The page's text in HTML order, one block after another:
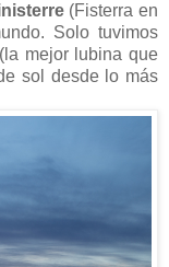
(Fisterra en
Solo tuvimos
(la mejor lubina que
sol desde lo más